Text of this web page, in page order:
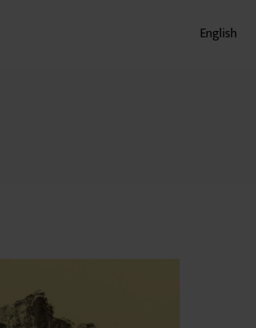
English